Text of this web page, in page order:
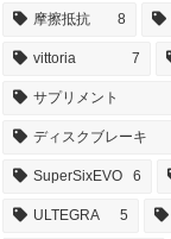
摩擦抵抗 8
vittoria 7
サプリメント
ディスクブレーキ
SuperSixEVO 6
ULTEGRA 5